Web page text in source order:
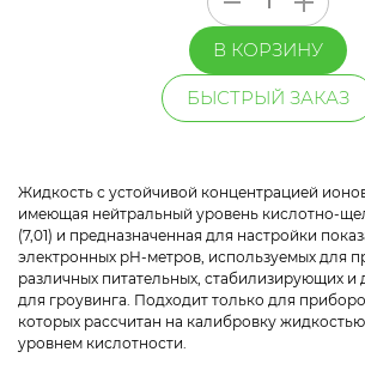
В КОРЗИНУ
БЫСТРЫЙ ЗАКАЗ
Жидкость с устойчивой концентрацией
имеющая нейтральный уровень кислотно-
(7,01) и предназначенная для настройки
электронных pH-метров, используемых для
различных питательных, стабилизирующих и
для гроувинга. Подходит только для
которых рассчитан на калибровку
уровнем кислотности.